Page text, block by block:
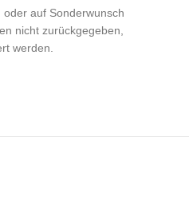
auf Sonderwunsch
nicht zurückgegeben,
werden.